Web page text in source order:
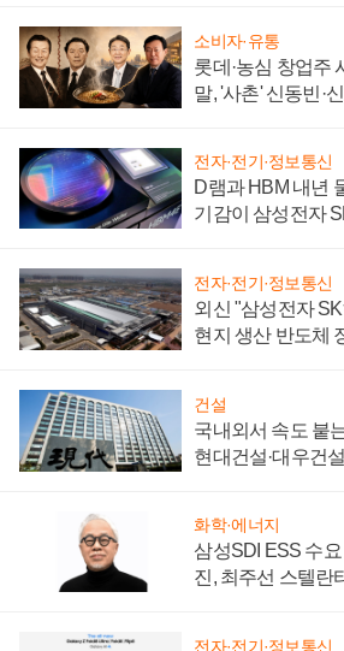
소비자·유통
롯데·농심 창업주
말, '사촌' 신동빈·
전자·전기·정보통신
D램과 HBM 내년
기감이 삼성전자
전자·전기·정보통신
외신 "삼성전자
현지 생산 반도체
건설
국내외서 속도 붙
현대건설·대우건
화학·에너지
삼성SDI ESS 수
진, 최주선 스텔란
전자·전기·정보통신